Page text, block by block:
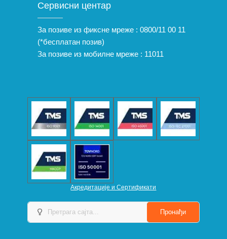
Сервисни центар
За позиве из фиксне мреже : 0800/11 00 11
(*бесплатан позив)
За позиве из мобилне мреже : 11011
Акредитације и Сертификати